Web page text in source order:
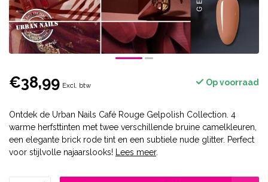
€38,99 Excl. btw Op voorraad
Ontdek de Urban Nails Café Rouge Gelpolish Collection. 4
warme herfsttinten met twee verschillende bruine camelkleuren,
een elegante brick rode tint en een subtiele nude glitter. Perfect
voor stijlvolle najaarslooks!
Lees meer.